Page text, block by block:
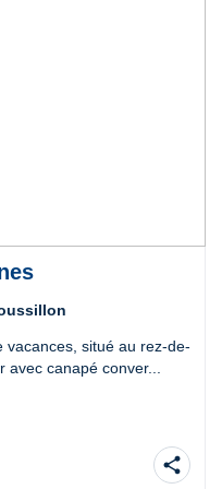
vacances, situé au rez-de-
avec canapé conver...
share